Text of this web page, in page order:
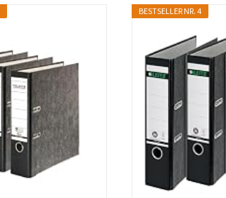
BESTSELLER NR. 4